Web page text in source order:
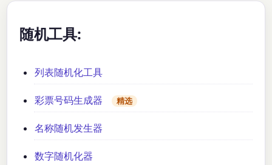
随机工具:
列表随机化工具
彩票号码生成器 精选
名称随机发生器
数字随机化器